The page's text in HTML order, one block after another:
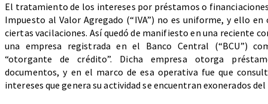
El tratamiento de los intereses por préstamos o
Impuesto al Valor Agregado (“IVA”) no es uniforme, y ello en
ciertas vacilaciones. Así quedó de manifiesto en una reciente
una empresa registrada en el Banco Central (“BCU”)
“otorgante de crédito”. Dicha empresa otorga
documentos, y en el marco de esa operativa fue que
intereses que genera su actividad se encuentran exonerados del